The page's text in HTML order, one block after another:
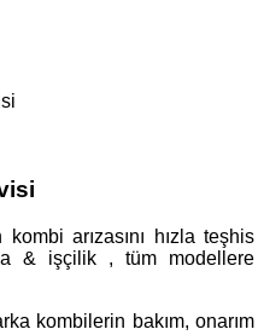
arızasını hızla teşhis
& işçilik , tüm modellere
kombilerin bakım, onarım